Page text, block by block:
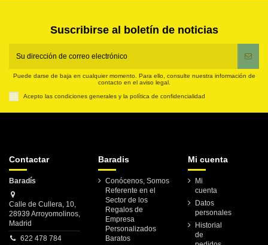
Suscribirse al boletín de noticias
Puede darse de baja en cualquier momento. Para ello, consulte nuestra información de
contacto en el aviso legal.
Acepto las condiciones generales y la política de confidencialidad
Contactar
Baradís
Calle de Cullera, 10,
28939 Arroyomolinos,
Madrid
622 478 784
Baradis
Conócenos, Somos
Referente en el
Sector de los
Regalos de
Empresa
Personalizados
Baratos
Mi cuenta
Mi
cuenta
Datos
personales
Historial
de